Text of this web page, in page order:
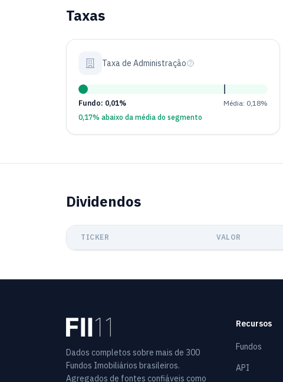
Taxas
Taxa de Administração
Fundo: 0,01%
Média: 0,18%
0,17% abaixo da média do segmento
Dividendos
TICKER VALOR
Dados completos sobre mais de 300
Fundos Imobiliários brasileiros.
Agregados de fontes confiáveis como
Recursos
Fundos
API